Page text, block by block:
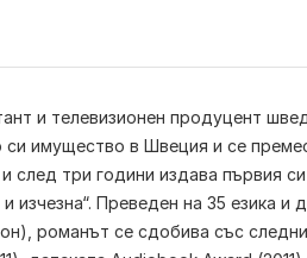
и телевизионен продуцент
имущество в Швеция и се
три години издава първия
Преведен на 35 езика и
романът се сдобива със